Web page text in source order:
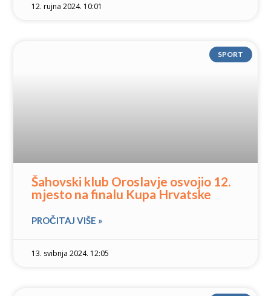
12. rujna 2024. 10:01
SPORT
Šahovski klub Oroslavje osvojio 12.
mjesto na finalu Kupa Hrvatske
PROČITAJ VIŠE »
13. svibnja 2024. 12:05